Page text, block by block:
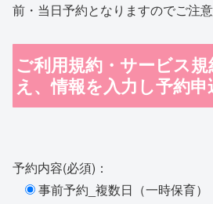
前・当日予約となりますのでご注意
ご利用規約・サービス
え、情報を入力し予約
予約内容(必須)：
事前予約_複数日（一時保育）